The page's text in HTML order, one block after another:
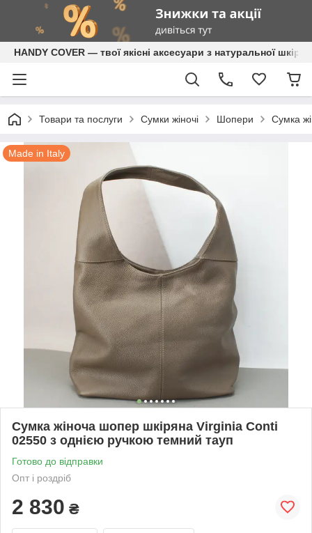
HANDY COVER — твої якісні аксесуари з натуральної шкіри
Товари та послуги Сумки жіночі Шопери Сумка
Made in Italy
Сумка жіноча шопер шкіряна Virginia Conti
02550 з однією ручкою темний тауп
Готово до відправки
Опт і роздріб
2 830 ₴